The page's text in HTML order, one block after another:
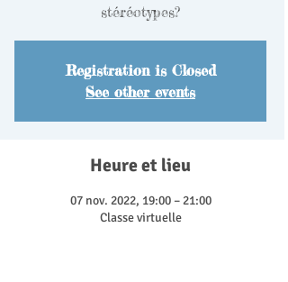
Registration is Closed
See other events
Heure et lieu
07 nov. 2022, 19:00 – 21:00
Classe virtuelle